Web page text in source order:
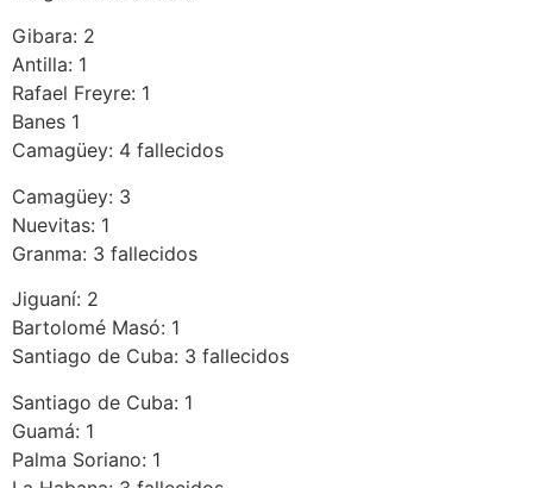
Gibara: 2
Antilla: 1
Rafael Freyre: 1
Banes 1
Camagüey: 4 fallecidos
Camagüey: 3
Nuevitas: 1
Granma: 3 fallecidos
Jiguaní: 2
Bartolomé Masó: 1
Santiago de Cuba: 3 fallecidos
Santiago de Cuba: 1
Guamá: 1
Palma Soriano: 1